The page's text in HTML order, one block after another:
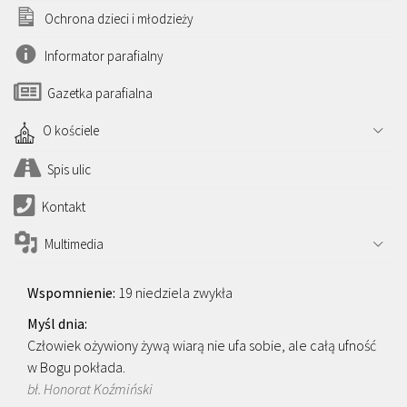
Ochrona dzieci i młodzieży
Informator parafialny
Gazetka parafialna
O kościele
Spis ulic
Kontakt
Multimedia
19 niedziela zwykła
Człowiek ożywiony żywą wiarą nie ufa sobie, ale całą ufność
w Bogu pokłada.
bł. Honorat Koźmiński